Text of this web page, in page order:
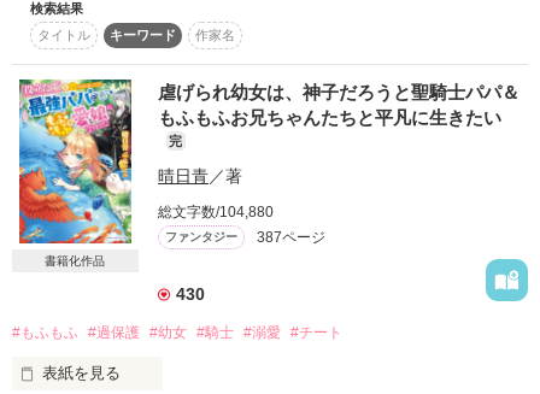
”……メイサ。いったい君は、どれだけ俺を虜にすれば気が済む
んだ。
君の愛が得られるのならば、俺はきっと悪魔に魂だって売れ
る。君の愛を得るため、俺はどんなことでもしてみせる。
今はまだ、愛には遠いかもしれない。しかし、いつか必ず振り
向かせてみせる。俺のことを最愛と、自覚させてみせる。一度
きりの人生を、俺はメイサとの相愛に生きるのだ──”
メイサの愛を得るため、アズフィールが奔走します。
【恋愛小説の原点に立ち返りました。一途なヒーローからたっ
ぷり愛される恋愛小説をお探しの皆様にお勧めです。ヒーロー
の深すぎる愛に、きっとお腹いっぱいになれるはずです。by 友
突然、婚約解消通知を突き付けられたロード伯爵の次女である
カリーネ。
父や義兄が、カリーネの身を案じて隣国のストレーム国へと留
学させた。
カリーネはストレーム国で魔導具士養成学校へと通い始める。
そもそもこの世界は魔導具によって生活が成り立っている。
カリーネは養成学校で魔導具の基礎を学び、学校の後は魔導具
士ハイケの元で魔導具の制作を学ぶ。
そんな前向きな姿に、ストレーム国の人々は彼女を可愛がって
くれる。
だけど一人だけ、同じ養成学校に通うラーシュという男だけは
ちょっとだけ違っていて――。
導具鑑定士として活躍する恋愛ファンタジー物語。
検索結果
タイトル
キーワード 作家名
書籍化作品
虐げられ幼女は、神子だろうと聖騎士パパ＆
もふもふお兄ちゃんたちと平凡に生きたい
完
晴日青／著
総文字数/104,880
ファンタジー 387ページ
430
#もふもふ #過保護 #幼女 #騎士 #溺愛 #チート
表紙を見る